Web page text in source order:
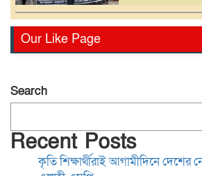
তিন কেজি
গ্যাস,বিদ্যুৎ
বৃদ্ধির
দলের
Our Like Page
Search
Recent Posts
কৃতি শিক্ষার্থীরাই আগামীদিনে দেশের